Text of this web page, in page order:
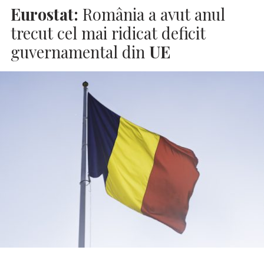
Eurostat: România a avut anul
trecut cel mai ridicat deficit
guvernamental din UE